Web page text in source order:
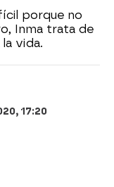
porque no
Inma trata de
vida.
17:20